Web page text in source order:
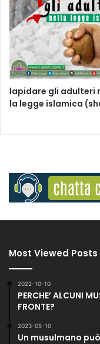
lapidare gli adulteri
la legge islamica
Most Viewed Posts
2022-10-10
PERCHE’ ALCUNI
FRONTE?
2023-05-10
Un musulmano